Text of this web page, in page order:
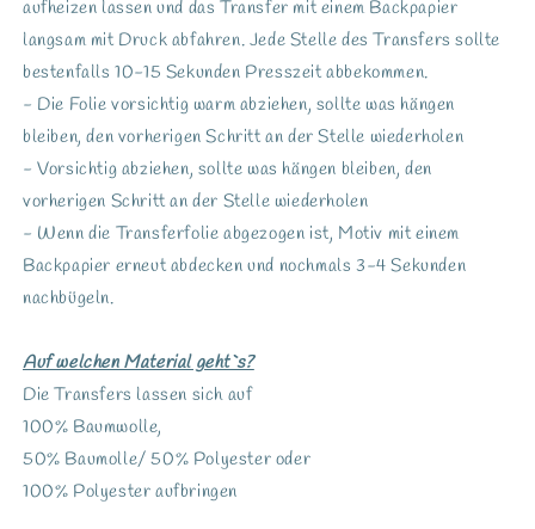
aufheizen lassen und das Transfer mit einem Backpapier
langsam mit Druck abfahren. Jede Stelle des Transfers sollte
bestenfalls 10-15 Sekunden Presszeit abbekommen.
- Die Folie vorsichtig warm abziehen, sollte was hängen
bleiben, den vorherigen Schritt an der Stelle wiederholen
- Vorsichtig abziehen, sollte was hängen bleiben, den
vorherigen Schritt an der Stelle wiederholen
- Wenn die Transferfolie abgezogen ist, Motiv mit einem
Backpapier erneut abdecken und nochmals 3-4 Sekunden
nachbügeln.
Auf welchen Material geht`s?
Die Transfers lassen sich auf
100% Baumwolle,
50% Baumolle/ 50% Polyester oder
100% Polyester aufbringen